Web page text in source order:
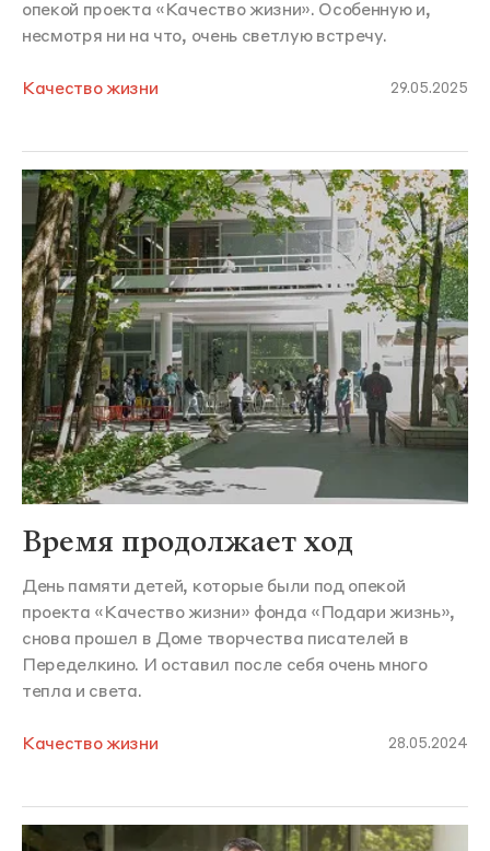
опекой проекта «Качество жизни». Особенную и,
несмотря ни на что, очень светлую встречу.
Качество жизни 29.05.2025
Время продолжает ход
День памяти детей, которые были под опекой
проекта «Качество жизни» фонда «Подари жизнь»,
снова прошел в Доме творчества писателей в
Переделкино. И оставил после себя очень много
тепла и света.
Качество жизни 28.05.2024